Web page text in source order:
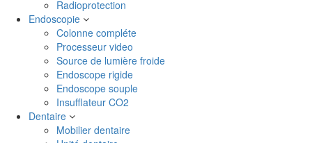
Radioprotection
Endoscopie
Colonne compléte
Processeur video
Source de lumière froide
Endoscope rigide
Endoscope souple
Insufflateur CO2
Dentaire
Mobilier dentaire